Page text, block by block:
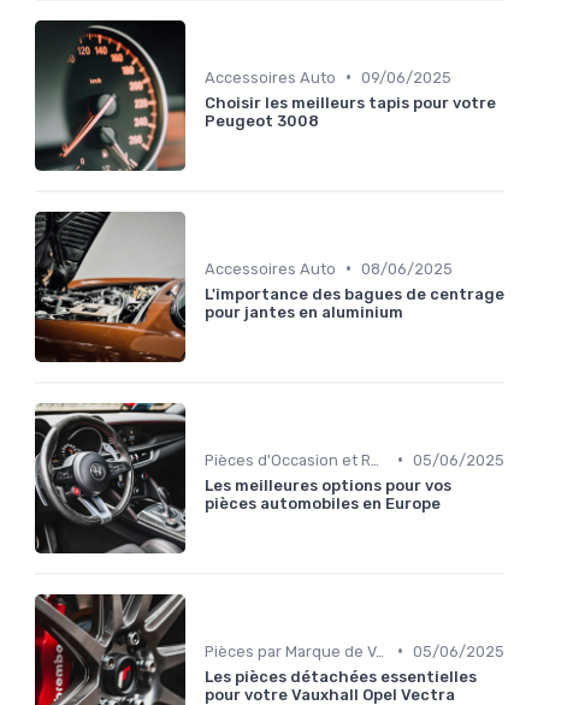
Accessoires Auto • 09/06/2025
Choisir les meilleurs tapis pour votre
Peugeot 3008
Accessoires Auto • 08/06/2025
L'importance des bagues de centrage
pour jantes en aluminium
• 05/06/2025
Les meilleures options pour vos
pièces automobiles en Europe
Pièces par Marque de Voiture • 05/06/2025
Les pièces détachées essentielles
pour votre Vauxhall Opel Vectra